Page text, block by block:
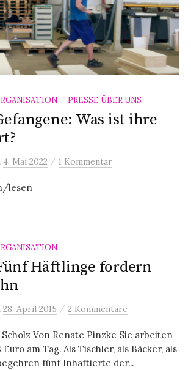
/ PRESSE ÜBER UNS
Was ist ihre
4. Mai 2022 / 1 Kommentar
lesen
Häftlinge fordern
28. April 2015 / 2 Kommentare
Von Renate Pinzke Sie arbeiten
am Tag. Als Tischler, als Bäcker, als
fünf Inhaftierte der...